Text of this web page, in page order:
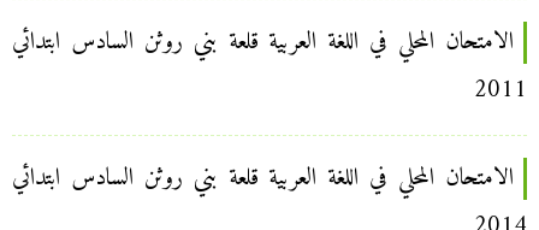
الامتحان المحلي في اللغة العربية قلعة بني روثن السادس ابتدائي
2011
الامتحان المحلي في اللغة العربية قلعة بني روثن السادس ابتدائي